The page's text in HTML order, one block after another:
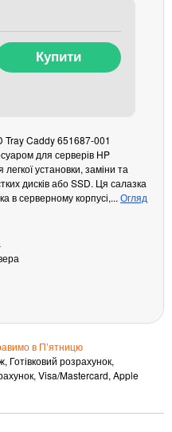
Tray Caddy 651687-001
для серверів HP
установки, заміни та
дисків або SSD. Ця салазка
в серверному корпусі,... Огляд
в Пʼятницю
Готівковий розрахунок,
Visa/Mastercard, Apple